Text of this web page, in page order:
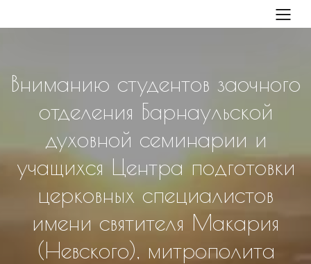
Вниманию студентов заочного
отделения Барнаульской
духовной семинарии и
учащихся Центра подготовки
церковных специалистов
имени святителя Макария
(Невского), митрополита